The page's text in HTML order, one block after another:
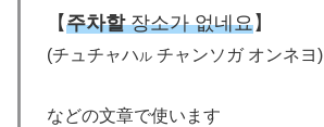
【주차할장소가 없네요】
(チュチャハ ル チャンソガ オンネヨ)
などの文章で使います